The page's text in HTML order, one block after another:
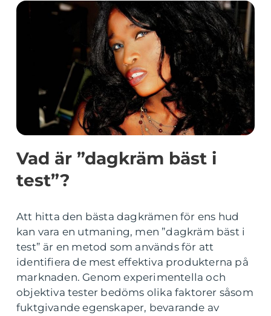
Vad är ”dagkräm bäst i
test”?
Att hitta den bästa dagkrämen för ens hud
kan vara en utmaning, men ”dagkräm bäst i
test” är en metod som används för att
identifiera de mest effektiva produkterna på
marknaden. Genom experimentella och
objektiva tester bedöms olika faktorer såsom
fuktgivande egenskaper, bevarande av